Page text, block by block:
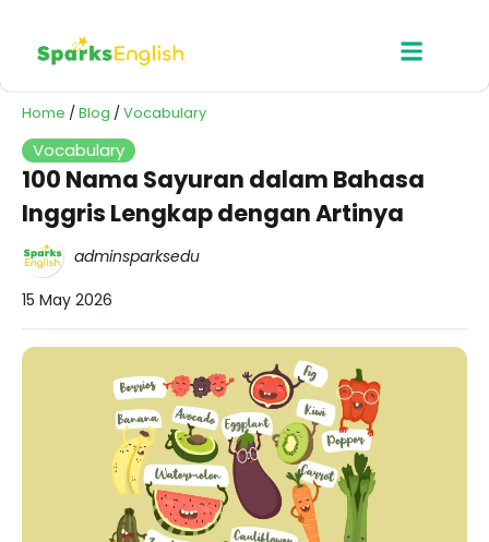
Home /Blog /Vocabulary
Vocabulary
100 Nama Sayuran dalam Bahasa
Inggris Lengkap dengan Artinya
adminsparksedu
15 May 2026